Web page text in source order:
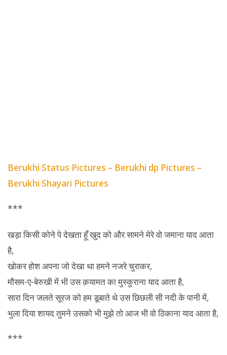
Berukhi Status Pictures – Berukhi dp Pictures –
Berukhi Shayari Pictures
***
खड़ा किसी कोने पे देखता हूँ खुद को और सामने मेरे वो जमाना याद आता
है,
खोकर होश अपना जो देखा था हमने नजरे चुराकर,
मौसम-ए-बेरुखीमें भी उस क़यामत का मुस्कुराना याद आता है,
सारा दिन जलते सूरज को हम डूबाते थे उस छिछली सी नदी के पानी में,
भुला दिया शायद तुमने उसको भी मुझे तो आज भी वो ठिकाना याद आता है,
***